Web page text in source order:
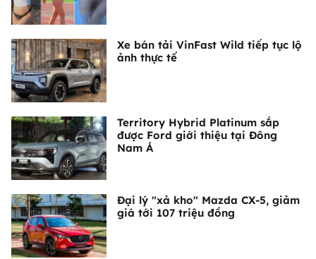
Xe bán tải VinFast Wild tiếp tục lộ
ảnh thực tế
Territory Hybrid Platinum sắp
được Ford giới thiệu tại Đông
Nam Á
Đại lý "xả kho" Mazda CX-5, giảm
giá tới 107 triệu đồng